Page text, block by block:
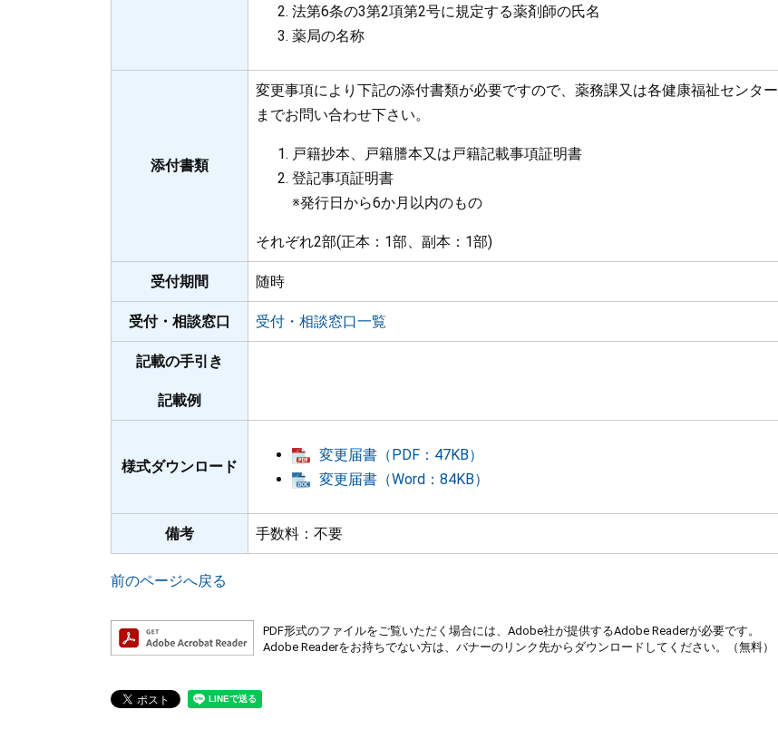
法第6条の3第2項第2号に規定する薬剤師の氏名
薬局の名称
添付書類
変更事項により下記の添付書類が必要ですので、薬務課又は各健康福祉センター
までお問い合わせ下さい。
戸籍抄本、戸籍謄本又は戸籍記載事項証明書
登記事項証明書
※発行日から6か月以内のもの
それぞれ2部(正本：1部、副本：1部)
受付期間 随時
受付・相談窓口 受付・相談窓口一覧
記載の手引き
記載例
様式ダウンロード
変更届書（PDF：47KB）
変更届書（Word：84KB）
備考 手数料：不要
前のページへ戻る
PDF形式のファイルをご覧いただく場合には、Adobe社が提供するAdobe Readerが必要です。
Adobe Readerをお持ちでない方は、バナーのリンク先からダウンロードしてください。（無料）